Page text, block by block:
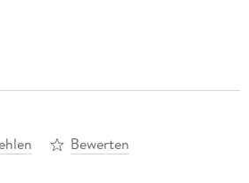
Bewerten